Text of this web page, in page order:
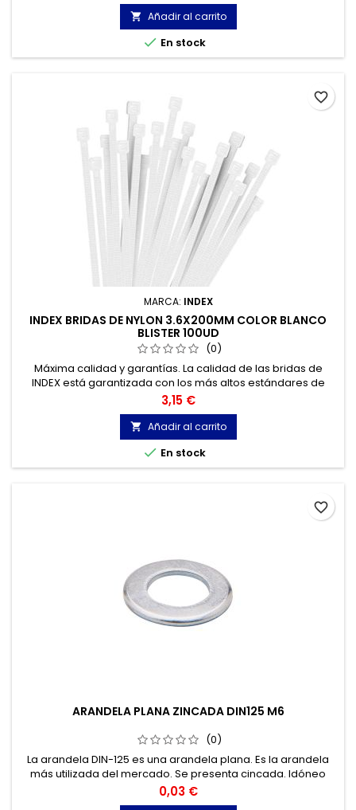
 Añadir al carrito
 En stock
MARCA: INDEX
INDEX BRIDAS DE NYLON 3.6X200MM COLOR BLANCO
BLISTER 100UD
(0)
Máxima calidad y garantías. La calidad de las bridas de
INDEX está garantizada con los más altos estándares de
calidad, gracias a la certificación de acuerdo con la norma
UNE-EN 62275, que permite el marcado CE y con
homologación UL.
Precio
3,15 €
 Añadir al carrito
 En stock
favorite_border
ARANDELA PLANA ZINCADA DIN125 M6
(0)
La arandela DIN-125 es una arandela plana. Es la arandela
más utilizada del mercado. Se presenta cincada. Idóneo
para todo tipo de tornillos.
Precio
0,03 €
favorite_border